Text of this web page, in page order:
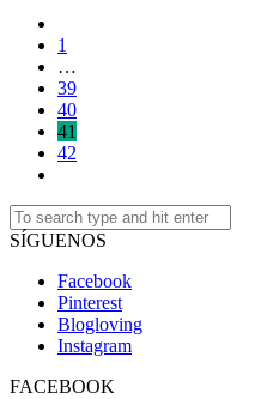
1
…
39
40
41
42
SÍGUENOS
Facebook
Pinterest
Blogloving
Instagram
FACEBOOK